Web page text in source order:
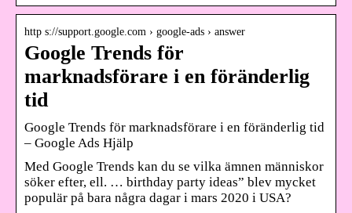
http s://support.google.com › google-ads › answer
Google Trends för
marknadsförare i en föränderlig
tid
Google Trends för marknadsförare i en föränderlig tid
– Google Ads Hjälp
Med Google Trends kan du se vilka ämnen människor
söker efter, ell. … birthday party ideas” blev mycket
populär på bara några dagar i mars 2020 i USA?